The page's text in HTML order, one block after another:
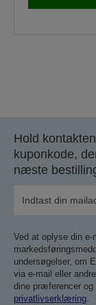
Hold
kuponkode,
næste
Ved at oplyse din
undersøgelser, om
via e-mail eller
dine præferencer
privatlivserklæring.